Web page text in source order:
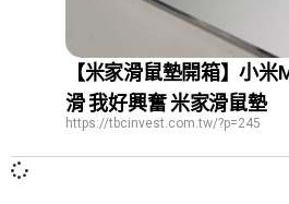
【米家滑鼠墊開箱】小
滑 我好興奮 米家滑鼠墊
https://tbcinvest.com.tw/?p=245